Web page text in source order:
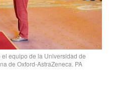
equipo de la Universidad de
de Oxford-AstraZeneca. PA